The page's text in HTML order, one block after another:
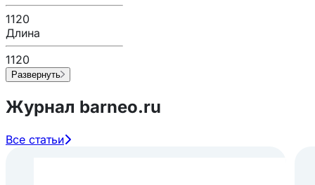
1120
Длина
1120
Развернуть
Журнал barneo.ru
Все статьи